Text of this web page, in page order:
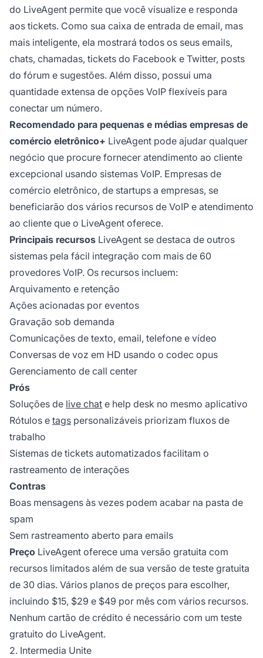
do LiveAgent permite que você visualize e responda
aos tickets. Como sua caixa de entrada de email, mas
mais inteligente, ela mostrará todos os seus emails,
chats, chamadas, tickets do Facebook e Twitter, posts
do fórum e sugestões. Além disso, possui uma
quantidade extensa de opções VoIP flexíveis para
conectar um número.
Recomendado para pequenas e médias empresas de
comércio eletrônico+ LiveAgent pode ajudar qualquer
negócio que procure fornecer atendimento ao cliente
excepcional usando sistemas VoIP. Empresas de
comércio eletrônico, de startups a empresas, se
beneficiarão dos vários recursos de VoIP e atendimento
ao cliente que o LiveAgent oferece.
Principais recursos LiveAgent se destaca de outros
sistemas pela fácil integração com mais de 60
provedores VoIP. Os recursos incluem:
Arquivamento e retenção
Ações acionadas por eventos
Gravação sob demanda
Comunicações de texto, email, telefone e vídeo
Conversas de voz em HD usando o codec opus
Gerenciamento de call center
Prós
Soluções de live chat e help desk no mesmo aplicativo
Rótulos e tags personalizáveis priorizam fluxos de
trabalho
Sistemas de tickets automatizados facilitam o
rastreamento de interações
Contras
Boas mensagens às vezes podem acabar na pasta de
spam
Sem rastreamento aberto para emails
Preço LiveAgent oferece uma versão gratuita com
recursos limitados além de sua versão de teste gratuita
de 30 dias. Vários planos de preços para escolher,
incluindo $15, $29 e $49 por mês com vários recursos.
Nenhum cartão de crédito é necessário com um teste
gratuito do LiveAgent.
2. Intermedia Unite